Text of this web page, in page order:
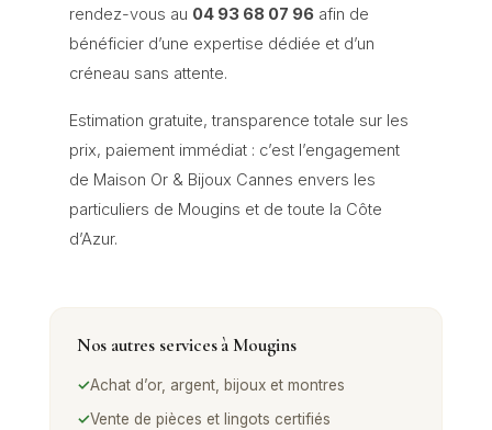
rendez-vous au 04 93 68 07 96afin de
bénéficier d’une expertise dédiée et d’un
créneau sans attente.
Estimation gratuite, transparence totale sur les
prix, paiement immédiat : c’est l’engagement
de Maison Or & Bijoux Cannes envers les
particuliers de Mougins et de toute la Côte
d’Azur.
Nos autres services àMougins
✓Achat d’or, argent, bijoux et montres
✓Vente de pièces et lingots certifiés